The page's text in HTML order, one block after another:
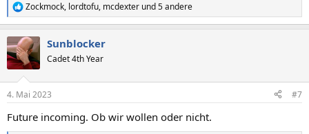
R
e
k
t
i
e
:
Zockmock, lordtofu, mcdexter und 5 andere
Sunblocker
Cadet 4th Year
4. Mai 2023 #7
Future incoming. Ob wir wollen oder nicht.